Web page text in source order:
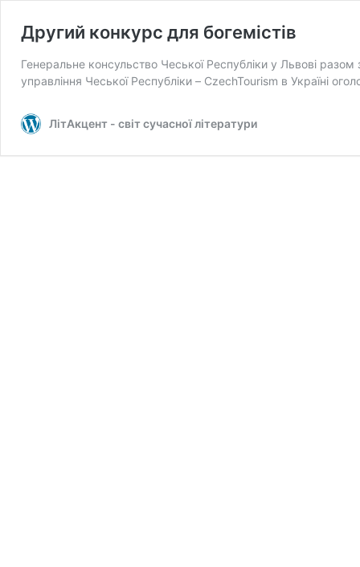
Другий конкурс для богемістів
Генеральне консульство Чеської Республіки у Львові
управління Чеської Республіки – CzechTourism в Україні
ЛітАкцент - світ сучасної літератури